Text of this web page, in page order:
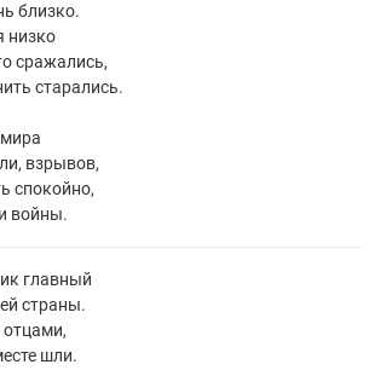
близко.
низко
сражались,
старались.
взрывов,
спокойно,
войны.
главный
страны.
шли.